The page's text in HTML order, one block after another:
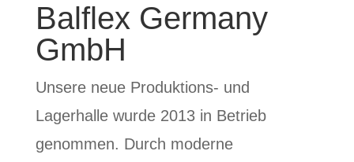
Balflex Germany
GmbH
Unsere neue Produktions- und
Lagerhalle wurde 2013 in Betrieb
genommen. Durch moderne